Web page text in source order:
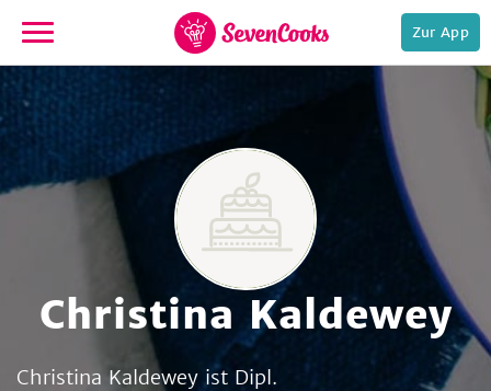
zur
Zur App
Christina Kaldewey
Christina Kaldewey ist Dipl.